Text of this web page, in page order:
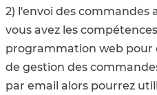
2) l'envoi des commandes
vous avez les
programmation web pour
de gestion des
par email alors pourrez